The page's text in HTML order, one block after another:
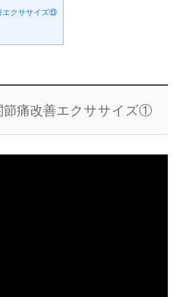
エクササイズ⑬
節痛改善エクササイズ①